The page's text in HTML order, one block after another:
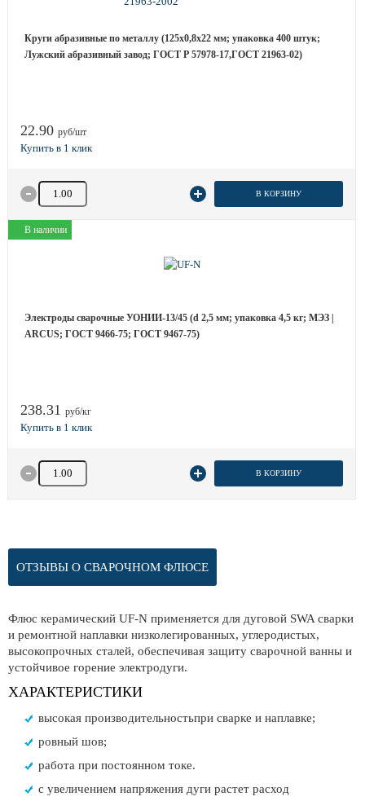
Круги абразивные по металлу (125х0,8х22 мм; упаковка 400 штук;
Лужский абразивный завод; ГОСТ Р 57978-17,ГОСТ 21963-02)
22.90 руб/шт
Количество товара В КОРЗИНУ
В наличии
Электроды сварочные УОНИИ-13/45 (d 2,5 мм; упаковка 4,5 кг; МЭЗ |
ARCUS; ГОСТ 9466-75; ГОСТ 9467-75)
238.31 руб/кг
Количество товара В КОРЗИНУ
ОТЗЫВЫ О СВАРОЧНОМ ФЛЮСЕ
Флюс керамический UF-N применяется для дуговой SWA сварки
и ремонтной наплавки низколегированных, углеродистых,
высокопрочных сталей, обеспечивая защиту сварочной ванны и
устойчивое горение электродуги.
ХАРАКТЕРИСТИКИ
высокая производительностьпри сварке и наплавке;
ровный шов;
работа при постоянном токе.
с увеличением напряжения дуги растет расход